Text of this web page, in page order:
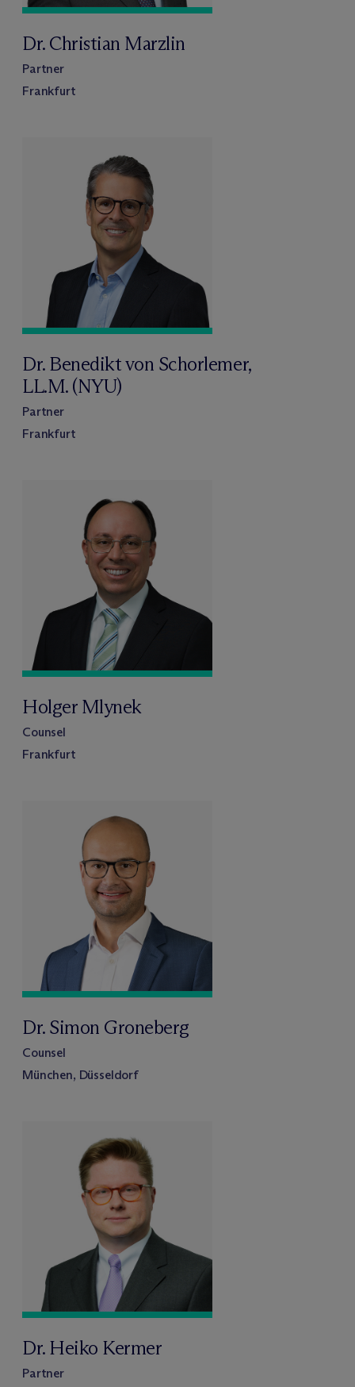
Dr. Christian Marzlin
Partner
Frankfurt
Dr. Benedikt von Schorlemer,
LL.M. (NYU)
Partner
Frankfurt
Holger Mlynek
Counsel
Frankfurt
Dr. Simon Groneberg
Counsel
München, Düsseldorf
Dr. Heiko Kermer
Partner